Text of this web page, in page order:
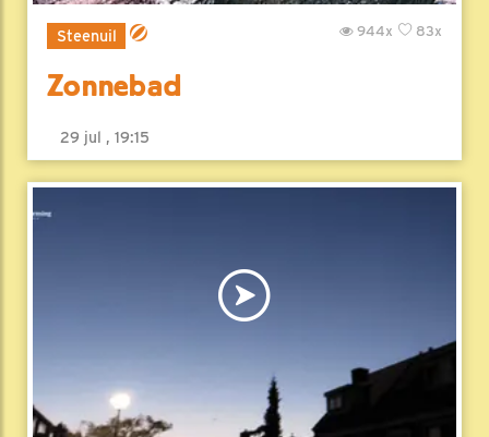
Steenuil 83x
944x
Zonnebad
29 jul , 19:15